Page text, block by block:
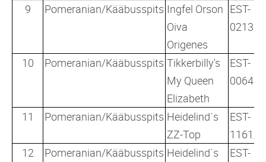
9
Pomeranian/Kääbusspits Ingfel Orson
Oiva
Origenes
EST-
10 Pomeranian/Kääbusspits Tikkerbilly's
My Queen
Elizabeth
EST-
11 Pomeranian/Kääbusspits Heidelind`s
ZZ-Top
EST-
1161/
12
Pomeranian/Kääbusspits Heidelind`s
EST-